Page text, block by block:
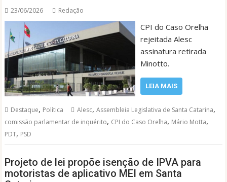
23/06/2026 Redação
CPI do Caso Orelha
rejeitada Alesc
assinatura retirada
Minotto.
LEIA MAIS
Destaque, Política Alesc,Assembleia Legislativa de Santa Catarina,
comissão parlamentar de inquérito, CPI do Caso Orelha, Mário Motta,
PDT, PSD
Projeto de lei propõe isenção de IPVA para
motoristas de aplicativo MEI em Santa